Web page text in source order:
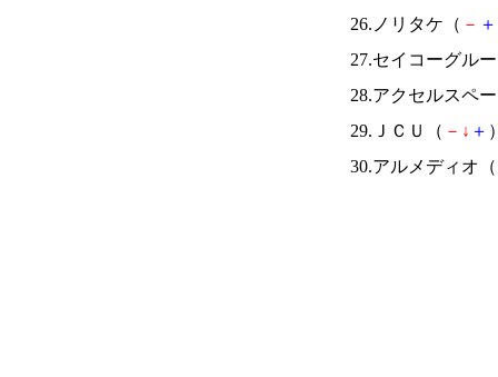
26.ノリタケ（ － ＋
27.セイコーグル
28.アクセルスペ
29.ＪＣＵ（ － ↓ ＋
30.アルメディオ（